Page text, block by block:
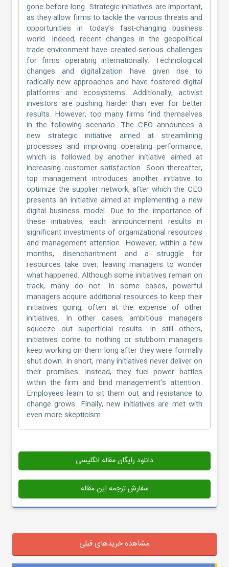
gone before long. Strategic initiatives are important,
as they allow firms to tackle the various threats and
opportunities in today’s fast-changing business
world. Indeed, recent changes in the geopolitical
trade environment have created serious challenges
for firms operating internationally. Technological
changes and digitalization have given rise to
radically new approaches and have fostered digital
platforms and ecosystems. Additionally, activist
investors are pushing harder than ever for better
results. However, too many firms find themselves
in the following scenario. The CEO announces a
new strategic initiative aimed at streamlining
processes and improving operating performance,
which is followed by another initiative aimed at
increasing customer satisfaction. Soon thereafter,
top management introduces another initiative to
optimize the supplier network, after which the CEO
presents an initiative aimed at implementing a new
digital business model. Due to the importance of
these initiatives, each announcement results in
significant investments of organizational resources
and management attention. However, within a few
months, disenchantment and a struggle for
resources take over, leaving managers to wonder
what happened. Although some initiatives remain on
track, many do not. In some cases, powerful
managers acquire additional resources to keep their
initiatives going, often at the expense of other
initiatives. In other cases, ambitious managers
squeeze out superficial results. In still others,
initiatives come to nothing or stubborn managers
keep working on them long after they were formally
shut down. In short, many initiatives never deliver on
their promises. Instead, they fuel power battles
within the firm and bind management’s attention.
Employees learn to sit them out and resistance to
change grows. Finally, new initiatives are met with
even more skepticism.
دانلود رایگان مقاله انگلیسی
سفارش ترجمه این مقاله
مشاهده خریدهای قبلی